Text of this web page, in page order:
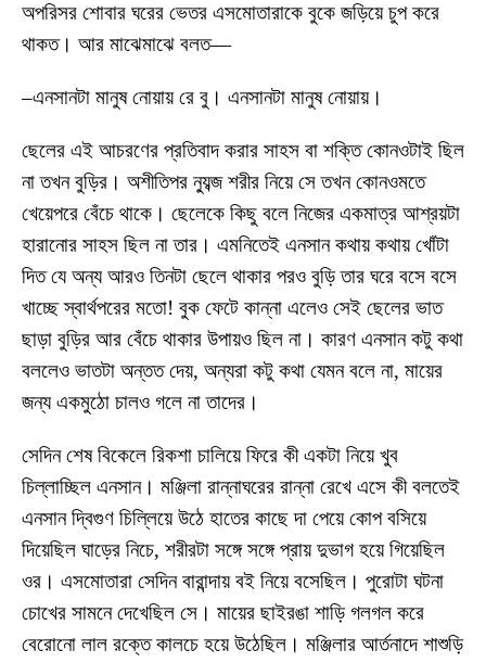
অপরিসর শোবার ঘরের ভেতর এসমোতারাকে বুকে জড়িয়ে চুপ করে
থাকত। আর মাঝেমাঝে বলত—
–এনসানটা মানুষ নোয়ায় রে বু। এনসানটা মানুষ নোয়ায়।
ছেলের এই আচরণের প্রতিবাদ করার সাহস বা শক্তি কোনওটাই ছিল
না তখন বুড়ির। অশীতিপর ন্যুব্জ শরীর নিয়ে সে তখন কোনওমতে
খেয়েপরে বেঁচে থাকে। ছেলেকে কিছু বলে নিজের একমাত্র আশ্রয়টা
হারানোর সাহস ছিল না তার। এমনিতেই এনসান কথায় কথায় খোঁটা
দিত যে অন্য আরও তিনটা ছেলে থাকার পরও বুড়ি তার ঘরে বসে বসে
খাচ্ছে স্বার্থপরের মতো! বুক ফেটে কান্না এলেও সেই ছেলের ভাত
ছাড়া বুড়ির আর বেঁচে থাকার উপায়ও ছিল না। কারণ এনসান কটু কথা
বললেও ভাতটা অন্তত দেয়, অন্যরা কটু কথা যেমন বলে না, মায়ের
জন্য একমুঠো চালও গলে না তাদের।
সেদিন শেষ বিকেলে রিকশা চালিয়ে ফিরে কী একটা নিয়ে খুব
চিল্লাচ্ছিল এনসান। মঞ্জিলা রান্নাঘরের রান্না রেখে এসে কী বলতেই
এনসান দ্বিগুণ চিল্লিয়ে উঠে হাতের কাছে দা পেয়ে কোপ বসিয়ে
দিয়েছিল ঘাড়ের নিচে, শরীরটা সঙ্গে সঙ্গে প্রায় দুভাগ হয়ে গিয়েছিল
ওর। এসমোতারা সেদিন বারান্দায় বই নিয়ে বসেছিল। পুরোটা ঘটনা
চোখের সামনে দেখেছিল সে। মায়ের ছাইরঙা শাড়ি গলগল করে
বেরোনো লাল রক্তে কালচে হয়ে উঠেছিল। মঞ্জিলার আর্তনাদে শাশুড়ি